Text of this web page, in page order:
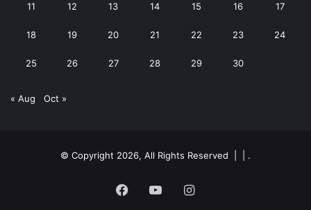
11 12 13 14 15 16 17
18 19 20 21 22 23 24
25 26 27 28 29 30
« Aug Oct »
© Copyright 2026, All Rights Reserved | | .
Facebook
YouTubeInstagram